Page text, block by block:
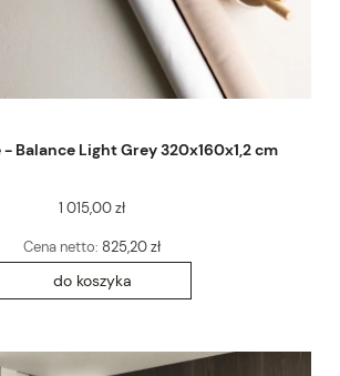
Balance Light Grey 320x160x1,2 cm
1 015,00 zł
Cena netto: 825,20 zł
do koszyka